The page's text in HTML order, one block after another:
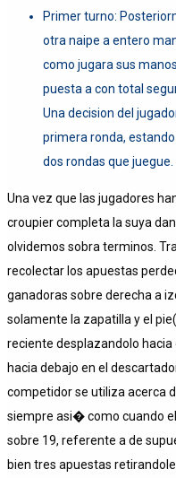
Primer turno:
otra naipe a entero
como jugara sus
puesta a con total
Una decision del
primera ronda,
dos rondas que juegue.
Una vez que las jugadores
croupier completa la suya
olvidemos sobra terminos.
recolectar los apuestas
ganadoras sobre derecha a
solamente la zapatilla y el
reciente desplazandolo
hacia debajo en el
competidor se utiliza acerca
siempre asi� como cuando
sobre 19, referente a de
bien tres apuestas